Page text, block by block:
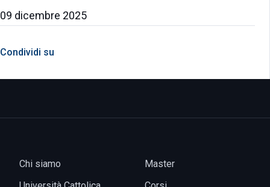
09 dicembre 2025
Condividi su
Chi siamo
Master